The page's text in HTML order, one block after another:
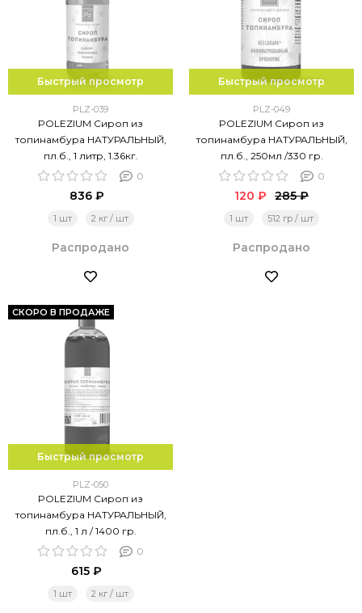
Быстрый просмотр
PLZ-039
POLEZIUM Сироп из
топинамбура НАТУРАЛЬНЫЙ,
пл.б., 1 литр, 1.36кг.
0
836 ₽
1 шт 2 кг / шт
Распродано
Быстрый просмотр
PLZ-049
POLEZIUM Сироп из
топинамбура НАТУРАЛЬНЫЙ,
пл.б., 250мл /330 гр.
0
120 ₽ 285 ₽
1 шт 512 гр / шт
Распродано
СКОРО В ПРОДАЖЕ
Быстрый просмотр
PLZ-050
POLEZIUM Сироп из
топинамбура НАТУРАЛЬНЫЙ,
пл.б., 1 л / 1400 гр.
0
615 ₽
1 шт 2 кг / шт